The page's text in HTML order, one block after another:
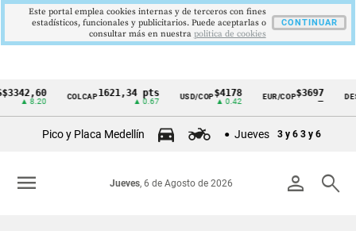
Cintillo
Colombia
COLCAP1621,34 pts USD/COP$4178
▲ 0.42
EUR/COP$3697
—
Pico y Placa Medellín Jueves 3 y 6 3 y 6
person search
Jueves, 6 de Agosto de 2026
menu
Este portal emplea cookies internas y de terceros con fines
estadísticos, funcionales y publicitarios. Puede aceptarlas o
consultar más en nuestra politica de cookies
CONTINUAR